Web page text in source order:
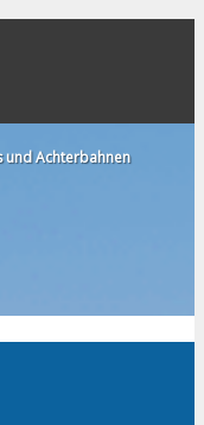
und Achterbahnen